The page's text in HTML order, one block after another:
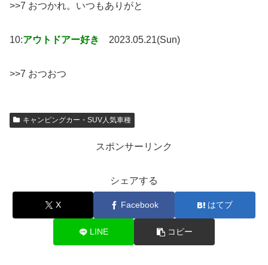
>>7 おつかれ。いつもありがと
10:アウトドアー好き 2023.05.21(Sun)
>>7 おつおつ
キャンピングカー・SUV人気車種
スポンサーリンク
シェアする
X Facebook はてブ
LINE コピー